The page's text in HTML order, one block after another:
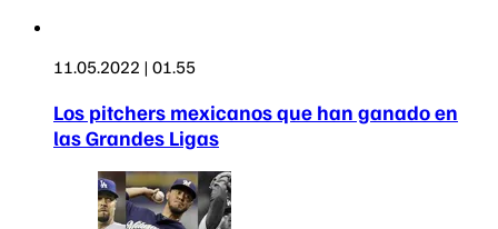
11.05.2022 | 01.55
Los pitchers mexicanos que han ganado en
las Grandes Ligas